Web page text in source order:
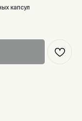
капсул